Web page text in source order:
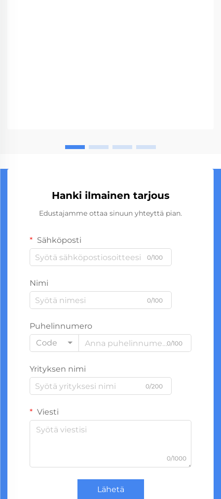
Hanki ilmainen tarjous
Edustajamme ottaa sinuun yhteyttä pian.
Sähköposti
0/100
Nimi
0/100
Puhelinnumero
Code
0/100
Yrityksen nimi
0/200
Viesti
0/1000
Lähetä